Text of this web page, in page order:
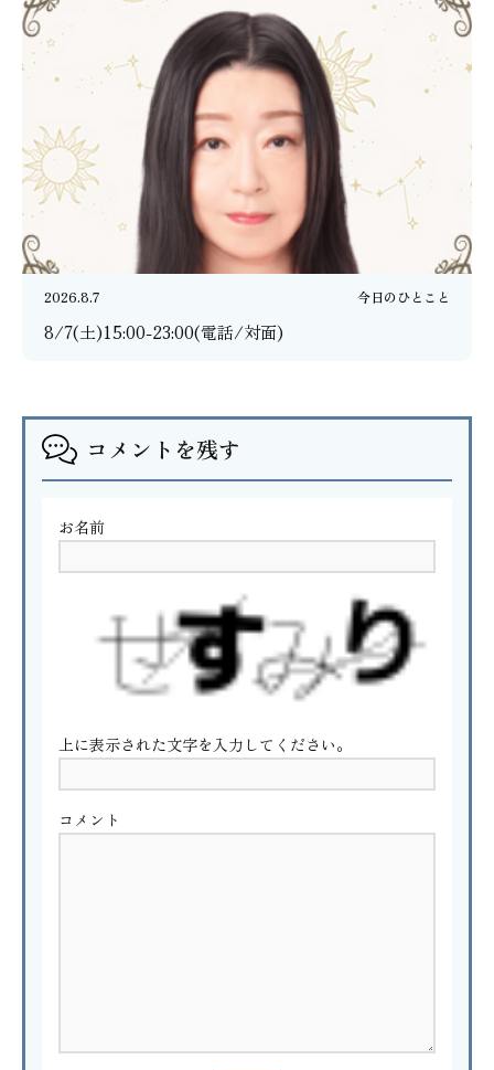
2026.8.7 今日のひとこと
8/7(土)15:00-23:00(電話/対面)
コメントを残す
お名前
上に表示された文字を入力してください。
コメント